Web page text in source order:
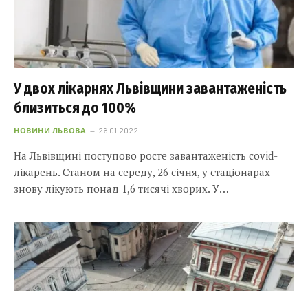
У двох лікарнях Львівщини завантаженість
близиться до 100%
НОВИНИ ЛЬВОВА 26.01.2022
На Львівщині поступово росте завантаженість covid-
лікарень. Станом на середу, 26 січня, у стаціонарах
знову лікують понад 1,6 тисячі хворих. У…